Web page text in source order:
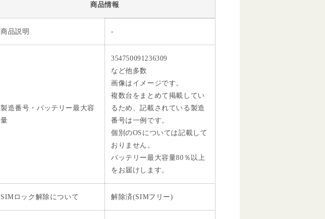
商品情報
商品説明 -
製造番号・バッテリー最大容
量
354750091236309
など他多数
画像はイメージです。
複数台をまとめて掲載してい
るため、記載されている製造
番号は一例です。
個別のOSについては記載して
おりません。
バッテリー最大容量80％以上
をお届けします。
SIMロック解除について 解除済(SIMフリー)